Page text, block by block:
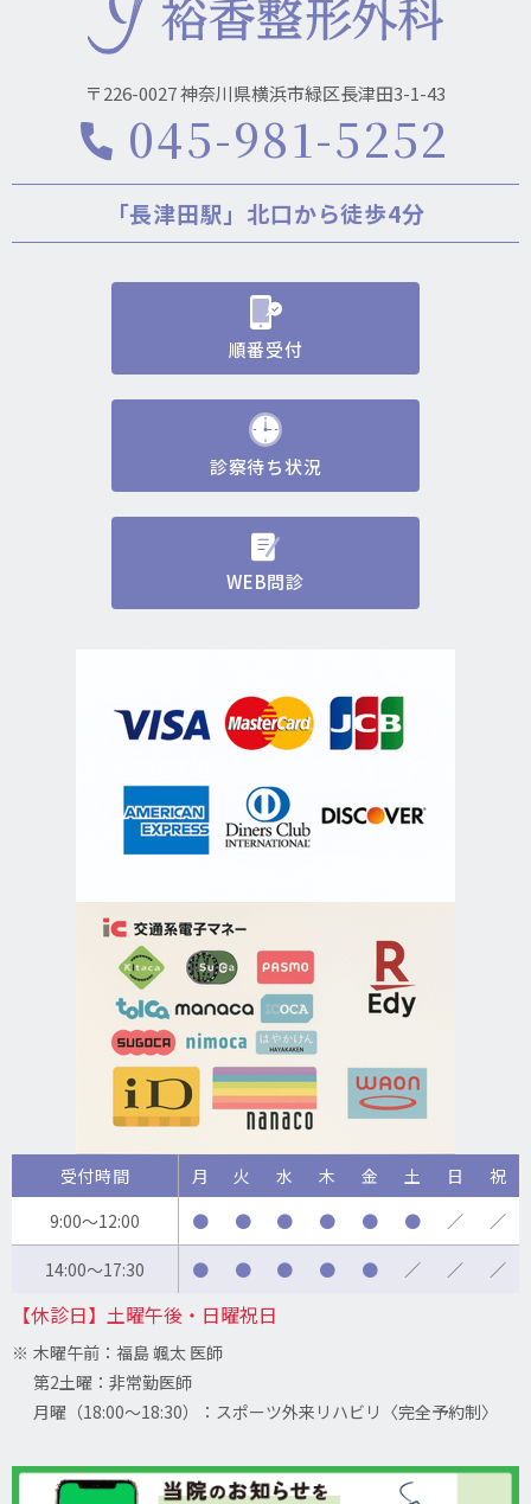
〒226-0027 神奈川県横浜市緑区長津田3-1-43
045-981-5252
「長津田駅」北口から徒歩4分
順番受付
診察待ち状況
WEB問診
受付時間 月 火 水 木 金 土 日
祝
9:00～12:00
● ● ● ● ● ● ／ ／
14:00～17:30 ● ● ● ● ● ／ ／ ／
【休診日】 土曜午後・日曜祝日
木曜午前：福島 颯太 医師
第2土曜：非常勤医師
月曜（18:00〜18:30）：スポーツ外来リハビリ〈完全予約制〉